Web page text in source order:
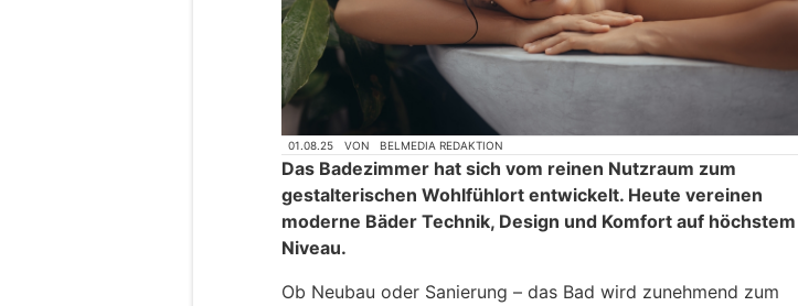
01.08.25 VON BELMEDIA REDAKTION
Das Badezimmer hat sich vom reinen Nutzraum zum
gestalterischen Wohlfühlort entwickelt. Heute vereinen
moderne Bäder Technik, Design und Komfort auf höchstem
Niveau.
Ob Neubau oder Sanierung – das Bad wird zunehmend zum